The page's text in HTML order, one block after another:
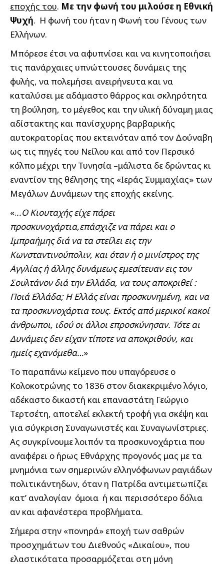
εποχής του. Με την φωνή του μιλούσε η Εθνική
Ψυχή. Η φωνή του ήταν η Φωνή του Γένους των
Ελλήνων.
Μπόρεσε έτσι να αφυπνίσει και να κινητοποιήσει
τις πανάρχαιες υπνώττουσες δυνάμεις της
φυλής, να πολεμήσει ανειρήνευτα και να
καταλύσει με αδάμαστο θάρρος και σκληρότητα
τη βούληση, το μέγεθος και την υλική δύναμη μιας
αδίστακτης και πανίσχυρης βαρβαρικής
αυτοκρατορίας που εκτεινόταν από τον Δούναβη
ως τις πηγές του Νείλου και από τον Περσικό
κόλπο μέχρι την Τυνησία –μάλιστα δε δρώντας κι
εναντίον της θέλησης της «Ιεράς Συμμαχίας» των
Μεγάλων Δυνάμεων της εποχής εκείνης.
«...Ο Κιουταχής είχε πάρει
προσκυνοχάρτια,επάσχιζε να πάρει και ο
Ιμπραήμης διά να τα στείλει εις την
Κωνσταντινούπολιν, και όταν ή ο μινίστρος της
Αγγλίας ή άλλης δυνάμεως εμεσίτευαν εις τον
Σουλτάνον διά την Ελλάδα, να τους αποκριθεί :
Ποιά Ελλάδα; Η Ελλάς είναι προσκυνημένη, και να
τα προσκυνοχάρτια τους. Εκτός από μερικοί κακοί
άνθρωποι, ιδού οι άλλοι επροσκύνησαν. Τότε αι
Δυνάμεις δεν είχαν τίποτε να αποκριθούν, και
ημείς εχανόμεθα…»
Το παραπάνω κείμενο που υπαγόρευσε ο
Κολοκοτρώνης το 1836 στον διακεκριμένο λόγιο,
αδέκαστο δικαστή και επαναστάτη Γεώργιο
Τερτσέτη, αποτελεί εκλεκτή τροφή για σκέψη και
για σύγκριση Συναγωνιστές και Συναγωνίστριες.
Ας συγκρίνουμε λοιπόν τα προσκυνοχάρτια που
αναφέρει ο ήρως Εθνάρχης προγονός μας με τα
μνημόνια των σημερινών ελληνόφωνων ραγιάδων
πολιτικάντηδων, όταν η Πατρίδα αντιμετωπίζει
κατ’ αναλογίαν όμοια ή και περισσότερο δόλια
αν και αφανέστερα προβλήματα.
Σήμερα στην «πονηρά» εποχή των σαθρών
προσχημάτων του Διεθνούς «Δικαίου», που
ελαστικότατα προσαρμόζεται στη μόνη